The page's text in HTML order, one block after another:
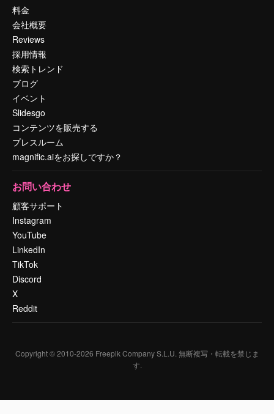
料金
会社概要
Reviews
採用情報
検索トレンド
ブログ
イベント
Slidesgo
コンテンツを販売する
プレスルーム
magnific.aiをお探しですか？
お問い合わせ
顧客サポート
Instagram
YouTube
LinkedIn
TikTok
Discord
X
Reddit
Copyright © 2010-2026 Freepik Company S.L.U. 無断複写・転載を禁じま
す.